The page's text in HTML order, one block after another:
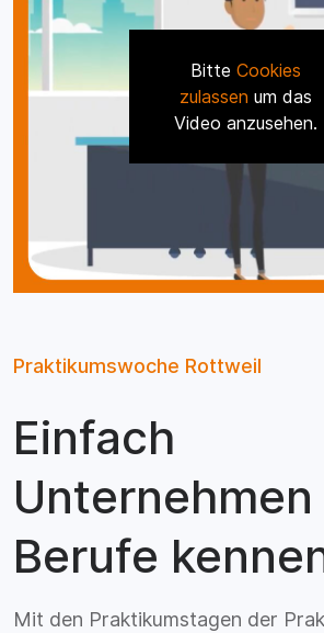
Bitte Cookies
zulassen um das
Video anzusehen.
Praktikumswoche Rottweil
Einfach
Unternehmen
Berufe
Mit den Praktikumstagen der